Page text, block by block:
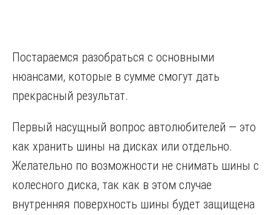
Постараемся разобраться с основными
нюансами, которые в сумме смогут дать
прекрасный результат.
Первый насущный вопрос автолюбителей — это
как хранить шины на дисках или отдельно.
Желательно по возможности не снимать шины с
колесного диска, так как в этом случае
внутренняя поверхность шины будет защищена